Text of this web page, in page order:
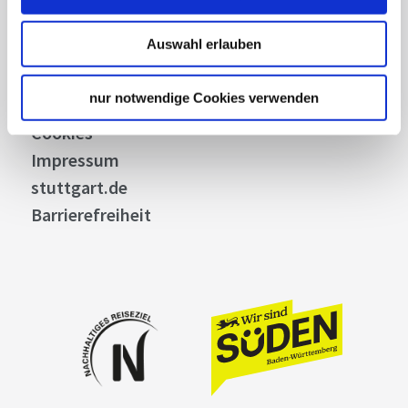
Auswahl erlauben
nur notwendige Cookies verwenden
Allgemeine Geschäftsbedingungen
Widerruf
Kontakt
Cookies
Impressum
stuttgart.de
Barrierefreiheit